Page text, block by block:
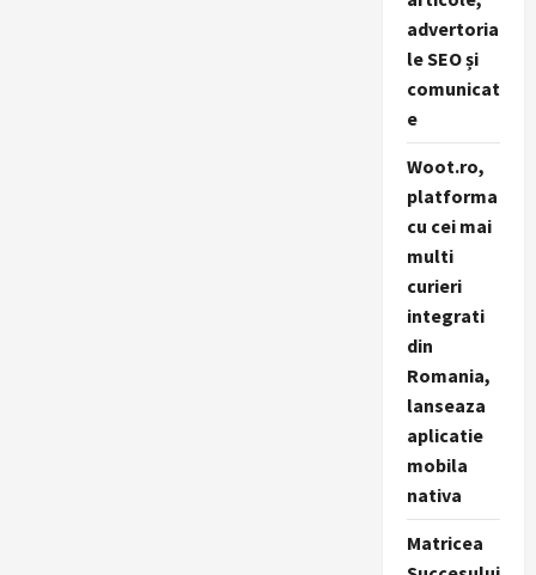
advertoria
le SEO și
comunicat
e
Woot.ro,
platforma
cu cei mai
multi
curieri
integrati
din
Romania,
lanseaza
aplicatie
mobila
nativa
Matricea